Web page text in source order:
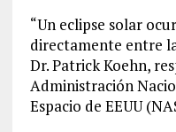
“Un eclipse solar
directamente entre
Dr. Patrick Koehn,
Administración
Espacio de EEUU